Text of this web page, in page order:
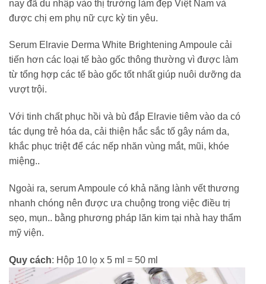
nay đã du nhập vào thị trường làm đẹp Việt Nam và
được chị em phụ nữ cực kỳ tin yêu.
Serum Elravie Derma White Brightening Ampoule cải
tiến hơn các loại tế bào gốc thông thường vì được làm
từ tổng hợp các tế bào gốc tốt nhất giúp nuôi dưỡng da
vượt trội.
Với tinh chất phục hồi và bù đắp Elravie tiêm vào da có
tác dụng trẻ hóa da, cải thiện hắc sắc tố gây nám da,
khắc phục triệt để các nếp nhăn vùng mắt, mũi, khóe
miệng..
Ngoài ra, serum Ampoule có khả năng lành vết thương
nhanh chóng nên được ưa chuộng trong việc điều trị
sẹo, mụn.. bằng phương pháp lăn kim tại nhà hay thẩm
mỹ viện.
Quy cách: Hộp 10 lọ x 5 ml = 50 ml